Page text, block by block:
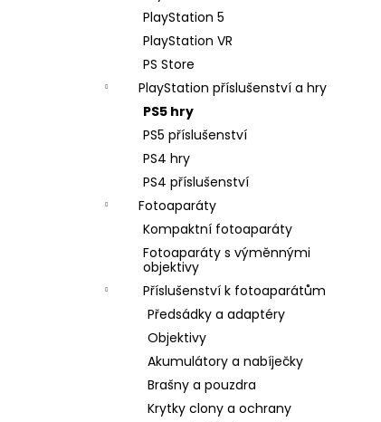
PlayStation 5
PlayStation VR
PS Store
PlayStation příslušenství a hry
PS5 hry
PS5 příslušenství
PS4 hry
PS4 příslušenství
Fotoaparáty
Kompaktní fotoaparáty
Fotoaparáty s výměnnými
objektivy
Příslušenství k fotoaparátům
Předsádky a adaptéry
Objektivy
Akumulátory a nabíječky
Brašny a pouzdra
Krytky clony a ochrany